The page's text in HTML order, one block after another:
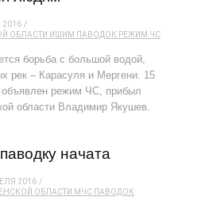
2016
ОБЛАСТИ ИШИМ ПАВОДОК РЕЖИМ ЧС
борьба с большой водой,
рек – Карасуля и Мергени. 15
объявлен режим ЧС, прибыл
области Владимир Якушев.
начата
2016
ОБЛАСТИ МЧС ПАВОДОК